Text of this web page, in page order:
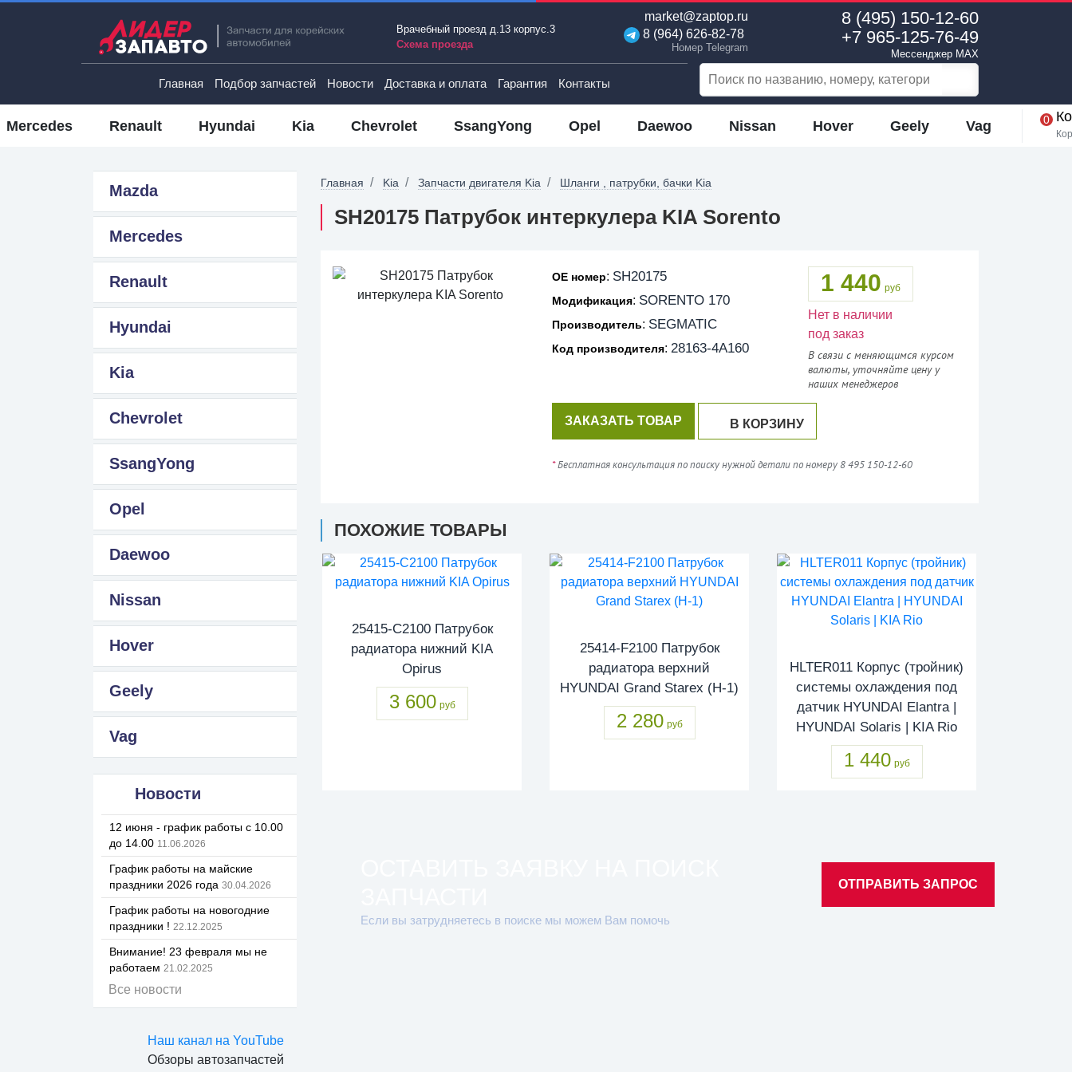
Врачебный проезд д.13 корпус.3
Схема проезда
market@zaptop.ru
8 (964) 626-82-78
Номер Telegram
8 (495) 150-12-60
+7 965-125-76-49
Мессенджер MAX
Главная Подбор запчастей Новости Доставка и оплата Гарантия Контакты
Mercedes Renault Hyundai Kia Chevrolet SsangYong Opel Daewoo Nissan Hover Geely Vag 0
Mazda
Mercedes
Renault
Hyundai
Kia
Chevrolet
SsangYong
Opel
Daewoo
Nissan
Hover
Geely
Vag
Новости
12 июня - график работы с 10.00
до 14.00 11.06.2026
График работы на майские
праздники 2026 года 30.04.2026
График работы на новогодние
праздники ! 22.12.2025
Внимание! 23 февраля мы не
работаем 21.02.2025
Все новости
Наш канал на YouTube
Обзоры автозапчастей
Главная Kia Запчасти двигателя Kia Шланги , патрубки, бачки Kia
SH20175 Патрубок интеркулера KIA Sorento
OE номер: SH20175
Модификация: SORENTO 170
Производитель: SEGMATIC
Код производителя: 28163-4A160
1 440 руб
Нет в наличии
под заказ
В связи с меняющимся курсом
валюты, уточняйте цену у
наших менеджеров
ЗАКАЗАТЬ ТОВАР В КОРЗИНУ
*Бесплатная консультация по поиску нужной детали по номеру 8 495 150-12-60
ПОХОЖИЕ ТОВАРЫ
25415-C2100 Патрубок
радиатора нижний KIA
Opirus
3 600 руб
25414-F2100 Патрубок
радиатора верхний
HYUNDAI Grand Starex (H-1)
2 280 руб
HLTER011 Корпус (тройник)
системы охлаждения под
датчик HYUNDAI Elantra |
HYUNDAI Solaris | KIA Rio
1 440 руб
Если вы затрудняетесь в поиске мы можем Вам помочь
ОТПРАВИТЬ ЗАПРОС